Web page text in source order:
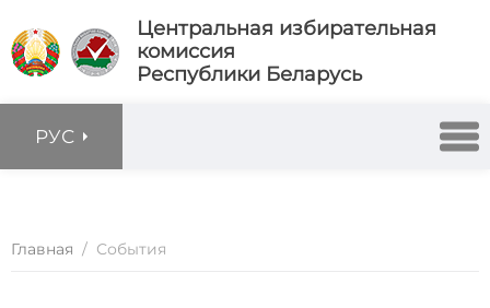
Центральная избирательная
комиссия
Республики Беларусь
РУС
Главная / События